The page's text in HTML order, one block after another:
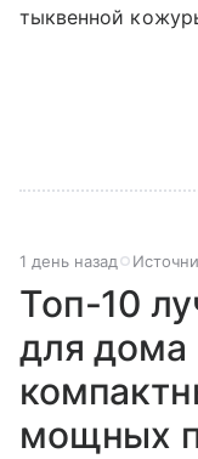
тыквенной
1 день назад
Топ-10
для дома
мощных